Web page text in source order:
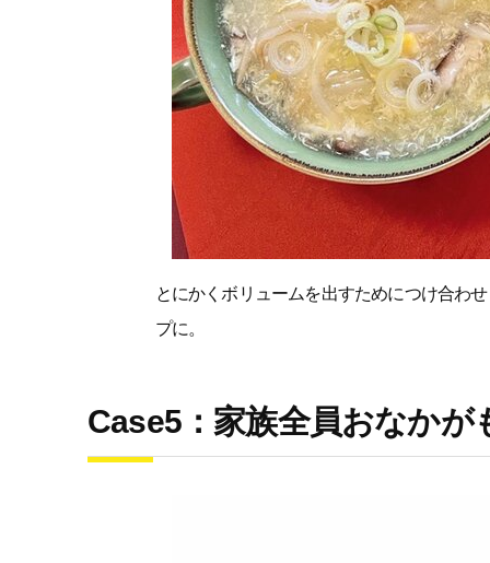
とにかくボリュームを出すためにつけ合わ
プに。
Case5：家族全員おなかが